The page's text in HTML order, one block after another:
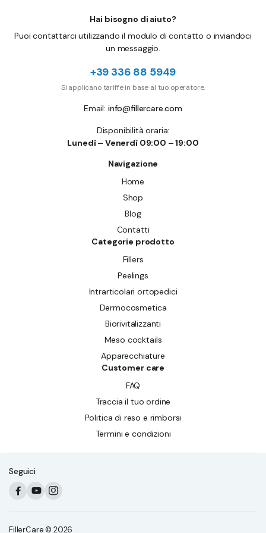
Hai bisogno di aiuto?
Puoi contattarci utilizzando il modulo di contatto o inviandoci
un messaggio.
+39 336 88 5949
Si applicano tariffe in base al tuo operatore.
Email: info@fillercare.com
Disponibilità oraria:
Lunedì – Venerdì 09:00 – 19:00
Navigazione
Home
Shop
Blog
Contatti
Categorie prodotto
Fillers
Peelings
Intrarticolari ortopedici
Dermocosmetica
Biorivitalizzanti
Meso cocktails
Apparecchiature
Customer care
FAQ
Traccia il tuo ordine
Politica di reso e rimborsi
Termini e condizioni
Seguici
FillerCare © 2026